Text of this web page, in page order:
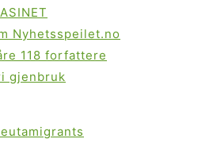
Nyhetsspeilet.no
118 forfattere
gjenbruk